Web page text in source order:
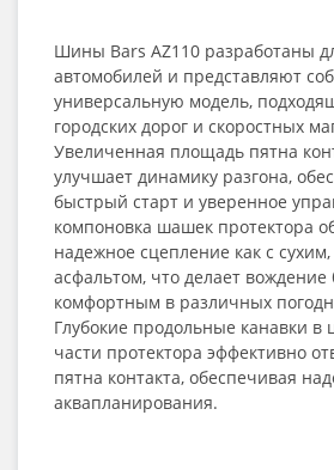
Шины Bars AZ110 разработаны
автомобилей и представляют
универсальную модель,
городских дорог и скоростных
Увеличенная площадь пятна
улучшает динамику разгона,
быстрый старт и уверенное
компоновка шашек протектора
надежное сцепление как с
асфальтом, что делает
комфортным в различных
Глубокие продольные канавки в
части протектора эффективно
пятна контакта, обеспечивая
аквапланирования.